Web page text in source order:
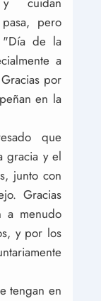
pero
"Día de la
a
por
en la
que
gracia y el
junto con
Gracias
a menudo
y por los
tengan en